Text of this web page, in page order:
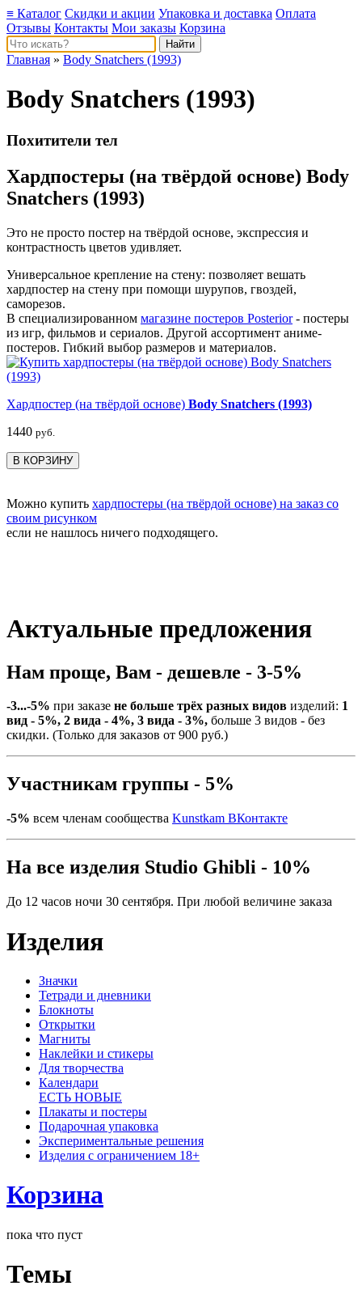
≡ Каталог Скидки и акции Упаковка и доставка Оплата
Отзывы Контакты Мои заказы Корзина
Главная » Body Snatchers (1993)
Body Snatchers (1993)
Похитители тел
Хардпостеры (на твёрдой основе) Body
Snatchers (1993)
Это не просто постер на твёрдой основе, экспрессия и
контрастность цветов удивляет.
Универсальное крепление на стену: позволяет вешать
хардпостер на стену при помощи шурупов, гвоздей,
саморезов.
В специализированном магазине постеров Posterior- постеры
из игр, фильмов и сериалов. Другой ассортимент аниме-
постеров. Гибкий выбор размеров и материалов.
Хардпостер (на твёрдой основе) Body Snatchers (1993)
1440 руб.
В КОРЗИНУ
Можно купить хардпостеры (на твёрдой основе) на заказ со
своим рисунком
если не нашлось ничего подходящего.
Актуальные предложения
Нам проще, Вам - дешевле - 3-5%
-3...-5% при заказе не больше трёх разных видов изделий: 1
вид - 5%, 2 вида - 4%, 3 вида - 3%, больше 3 видов - без
скидки. (Только для заказов от 900 руб.)
Участникам группы - 5%
-5% всем членам сообщества Kunstkam ВКонтакте
На все изделия Studio Ghibli - 10%
До 12 часов ночи 30 сентября. При любой величине заказа
Изделия
Значки
Тетради и дневники
Блокноты
Открытки
Магниты
Наклейки и стикеры
Для творчества
Календари
ЕСТЬ НОВЫЕ
Плакаты и постеры
Подарочная упаковка
Экспериментальные решения
Изделия с ограничением 18+
Корзина
пока что пуст
Темы